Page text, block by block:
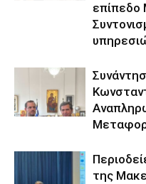
επίπεδο
της